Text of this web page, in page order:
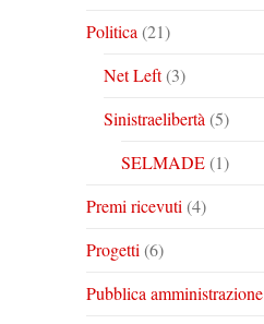
Politica (21)
Net Left(3)
Sinistraelibertà (5)
SELMADE(1)
Premi ricevuti (4)
Progetti (6)
Pubblica amministrazione